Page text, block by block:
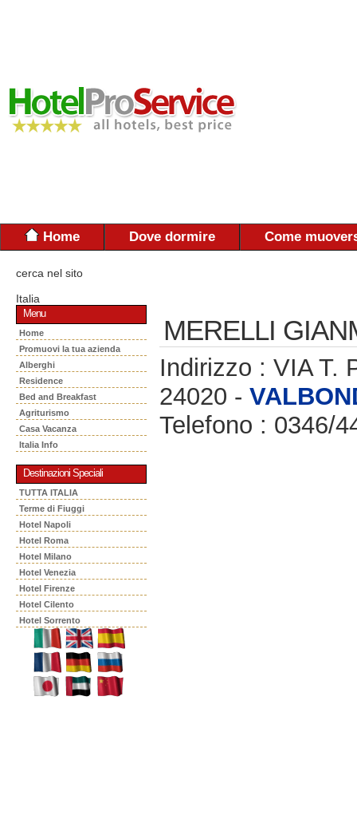
Home Dove dormire Come
cerca nel sito
Italia
Menu
Home
Promuovi la tua azienda
Alberghi
Residence
Bed and Breakfast
Agriturismo
Casa Vacanza
Italia Info
Destinazioni Speciali
TUTTA ITALIA
Terme di Fiuggi
Hotel Napoli
Hotel Roma
Hotel Milano
Hotel Venezia
Hotel Firenze
Hotel Cilento
Hotel Sorrento
MERELLI
Indirizzo : VIA T.
24020 -
Telefono : 0346/